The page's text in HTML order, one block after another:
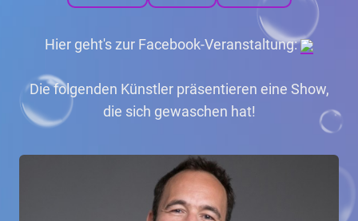
Hier geht's zur Facebook-Veranstaltung:
Die folgenden Künstler präsentieren eine Show,
die sich gewaschen hat!